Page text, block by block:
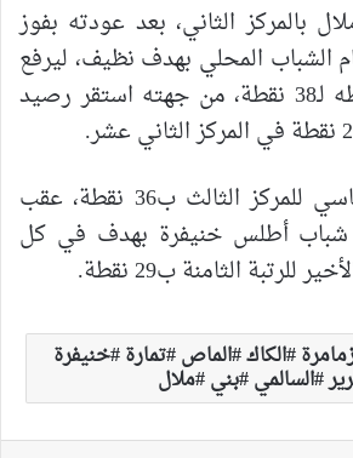
بالمركز الثاني، بعد عودته بفوز
الشباب المحلي بهدف نظيف، ليرفع
الفريق الملالي نقاطه لـ38 نقطة، من جهته استقر رصيد
وتراجع المغرب الفاسي للمركز الثالث ب36 نقطة، عقب
شباب أطلس خنيفرة بهدف في كل
للرتبة الثامنة ب29 نقطة.
#برو2 #الزمامرة #الكاك #الماص #تمارة #خنيفرة
#السالمي #بني #ملال